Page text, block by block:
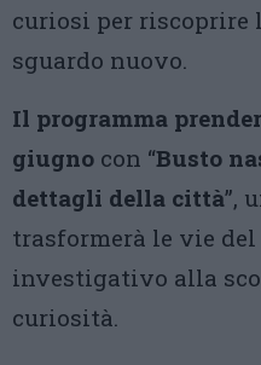
curiosi per riscoprire
sguardo nuovo.
Il programma
giugno con “Busto
dettagli della città”,
trasformerà le vie
investigativo alla
curiosità.